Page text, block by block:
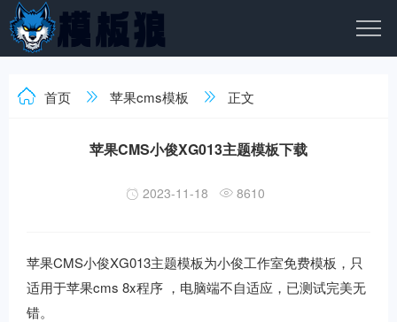
首页 苹果cms模板 正文
苹果CMS小俊XG013主题模板下载
2023-11-18 8610
苹果CMS小俊XG013主题模板为小俊工作室免费模板，只
适用于苹果cms 8x程序 ，电脑端不自适应，已测试完美无
错。